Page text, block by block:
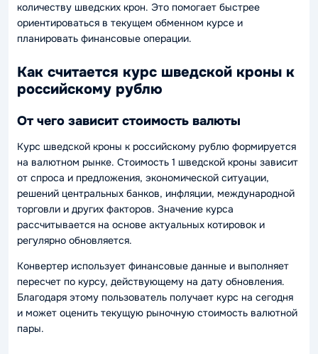
количеству шведских крон. Это помогает быстрее
ориентироваться в текущем обменном курсе и
планировать финансовые операции.
Как считается курс шведской кроны к
российскому рублю
От чего зависит стоимость валюты
Курс шведской кроны к российскому рублю формируется
на валютном рынке. Стоимость 1 шведской кроны зависит
от спроса и предложения, экономической ситуации,
решений центральных банков, инфляции, международной
торговли и других факторов. Значение курса
рассчитывается на основе актуальных котировок и
регулярно обновляется.
Конвертер использует финансовые данные и выполняет
пересчет по курсу, действующему на дату обновления.
Благодаря этому пользователь получает курс на сегодня
и может оценить текущую рыночную стоимость валютной
пары.